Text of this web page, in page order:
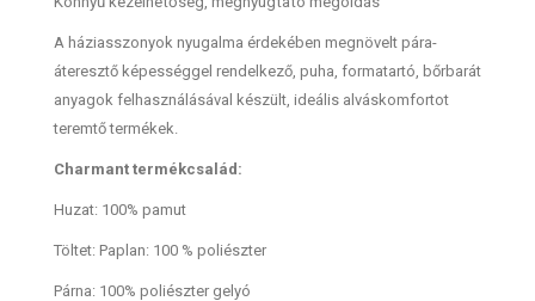
A háziasszonyok nyugalma érdekében megnövelt pára-
áteresztő képességgel rendelkező, puha, formatartó, bőrbarát
anyagok felhasználásával készült, ideális alváskomfortot
teremtő termékek.
Charmant termékcsalád:
Huzat: 100% pamut
Töltet: Paplan: 100 % poliészter
Párna: 100% poliészter gelyó